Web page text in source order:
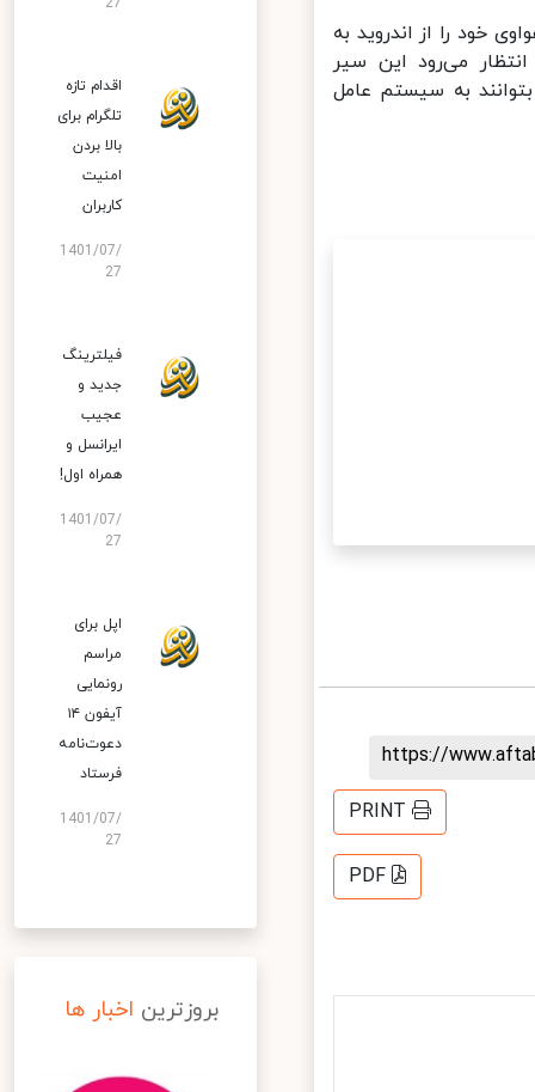
ثانیه 8 کاربر محصولات هواوی خود را از اندروید به
می‌رود این سیر
به سیستم عامل
https://
PRINT
PDF
اقدام تازه
تلگرام برای
بالا بردن
امنیت
کاربران
1401/07/
27
فیلترینگ
جدید و
عجیب
ایرانسل و
همراه اول!
1401/07/
27
اپل برای
مراسم
رونمایی
آیفون ۱۴
دعوت‌نامه
فرستاد
1401/07/
27
بروزترین اخبار ها